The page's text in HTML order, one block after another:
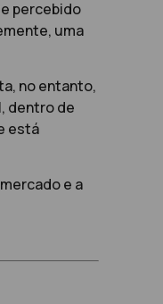
percebido
uma
no entanto,
dentro de
está
e a